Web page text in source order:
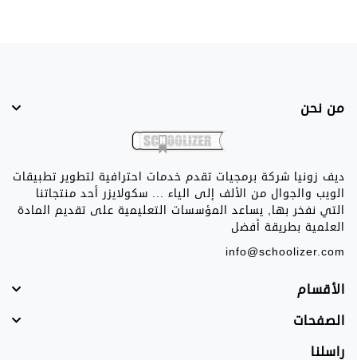
من نحن
ديف زونيا شركة برمجيات تقدم خدمات احترافية لتطوير تطبيقات
الويب والجوال من الألف إلى الياء ... سكولايزر أحد منتجاتنا
التي نفخر بها, يساعد المؤسسات التعليمية على تقديم المادة
العلمية بطريقة أفضل
info@schoolizer.com
الأقسام
الصفحات
راسلنا